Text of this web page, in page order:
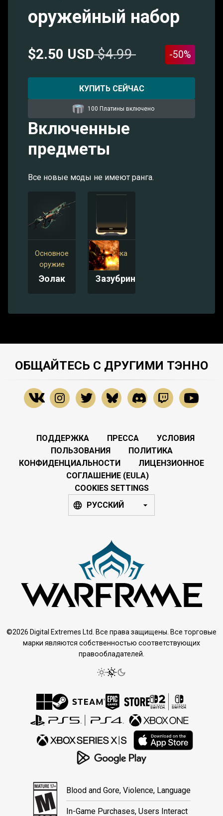
оружейный набор
$2.50 USD $4.99 -50%
КУПИТЬ СЕЙЧАС
100 Платины включено
Включенные
предметы
Все новые моды не имеют ранга.
Основное
оружие
Эолак
Винтовка
Мод
Зазубрины
ОБЩАЙТЕСЬ С ДРУГИМИ ТЭННО
ПОДДЕРЖКА ПРЕССА
УСЛОВИЯ
ПОЛЬЗОВАНИЯ
ПОЛИТИКА
КОНФИДЕНЦИАЛЬНОСТИ
ЛИЦЕНЗИОННОЕ
СОГЛАШЕНИЕ (EULA)
COOKIES SETTINGS
РУССКИЙ
©2026 Digital Extremes Ltd. Все права защищены. Все торговые
марки являются собственностью соответствующих
правообладателей.
Blood and Gore, Violence, Language
In-Game Purchases, Users Interact